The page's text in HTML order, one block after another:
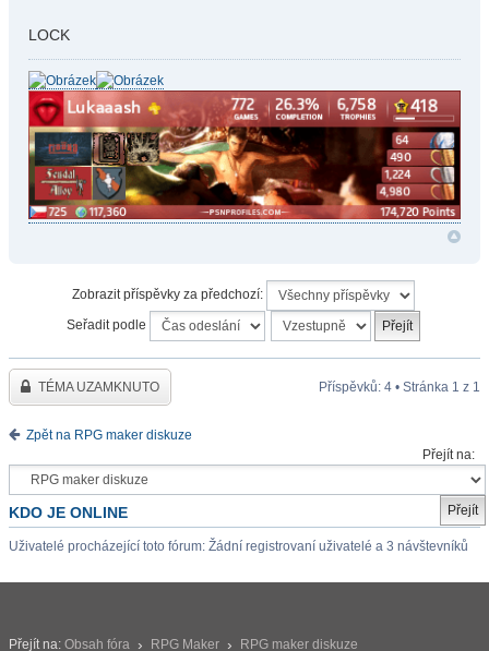
LOCK
Zobrazit příspěvky za předchozí:
Seřadit podle
TÉMA UZAMKNUTO Příspěvků: 4 • Stránka 1 z 1
Zpět na RPG maker diskuze
Přejít na:
KDO JE ONLINE
Uživatelé procházející toto fórum: Žádní registrovaní uživatelé a 3 návštevníků
Přejít na: Obsah fóra RPG Maker RPG maker diskuze